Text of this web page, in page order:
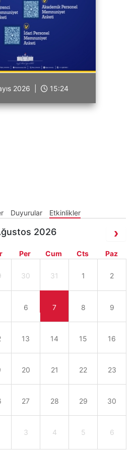
2026 | 15:24
Duyurular Etkinlikler
2026
Per Cum Cts Paz
30 31 1 2
6 7 8 9
13 14 15 16
20 21 22 23
27 28 29 30
3 4 5 6